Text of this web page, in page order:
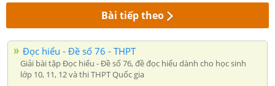
Bài tiếp theo
Đọc hiểu - Đề số 76 - THPT
Giải bài tập Đọc hiểu - Đề số 76, đề đọc hiểu dành cho học sinh
lớp 10, 11, 12 và thi THPT Quốc gia